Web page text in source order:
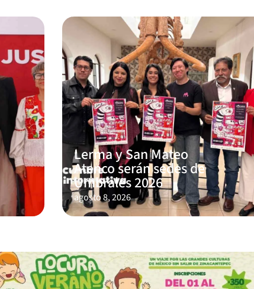
Lerma y San Mateo
Atenco serán sedes de
Umbrales 2026
agosto 8, 2026